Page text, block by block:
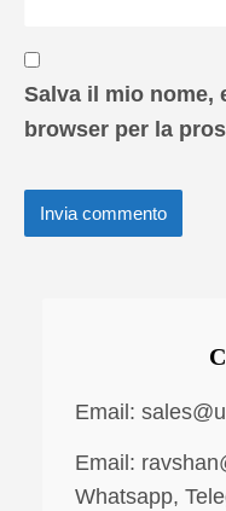
Salva il mio nome,
browser per la
Email:
Email:
Whatsapp,